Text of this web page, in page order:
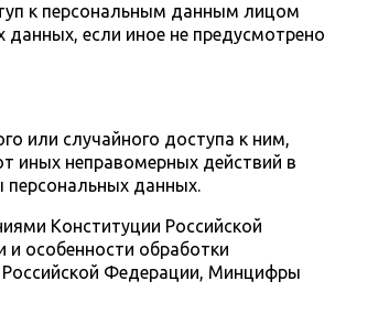
к персональным данным лицом
данных, если иное не предусмотрено
или случайного доступа к ним,
иных неправомерных действий в
данных.
Конституции Российской
особенности обработки
Российской Федерации, Минцифры